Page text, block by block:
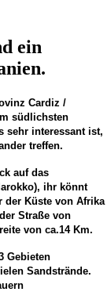
ein
Cardiz /
südlichsten
sehr interessant ist,
treffen.
auf das
ihr könnt
der Küste von Afrika
Straße von
von ca.14 Km.
Gebieten
Sandstrände.